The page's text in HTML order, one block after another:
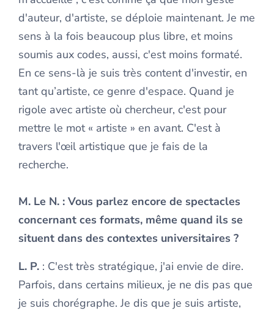
d'auteur, d'artiste, se déploie maintenant. Je me
sens à la fois beaucoup plus libre, et moins
soumis aux codes, aussi, c'est moins formaté.
En ce sens-là je suis très content d'investir, en
tant qu’artiste, ce genre d'espace. Quand je
rigole avec artiste où chercheur, c'est pour
mettre le mot « artiste » en avant. C'est à
travers l'œil artistique que je fais de la
recherche.
M. Le N. : Vous parlez encore de spectacles
concernant ces formats, même quand ils se
situent dans des contextes universitaires ?
L. P. : C'est très stratégique, j'ai envie de dire.
Parfois, dans certains milieux, je ne dis pas que
je suis chorégraphe. Je dis que je suis artiste,